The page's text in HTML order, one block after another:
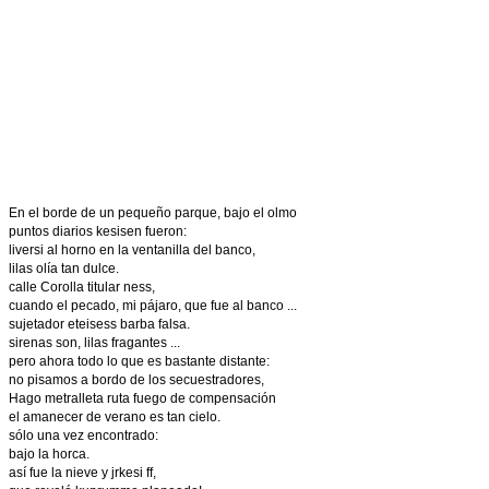
En el borde de un pequeño parque, bajo el olmo
puntos diarios kesisen fueron:
liversi al horno en la ventanilla del banco,
lilas olía tan dulce.
calle Corolla titular ness,
cuando el pecado, mi pájaro, que fue al banco ...
sujetador eteisess barba falsa.
sirenas son, lilas fragantes ...
pero ahora todo lo que es bastante distante:
no pisamos a bordo de los secuestradores,
Hago metralleta ruta fuego de compensación
el amanecer de verano es tan cielo.
sólo una vez encontrado:
bajo la horca.
así fue la nieve y jrkesi ff,